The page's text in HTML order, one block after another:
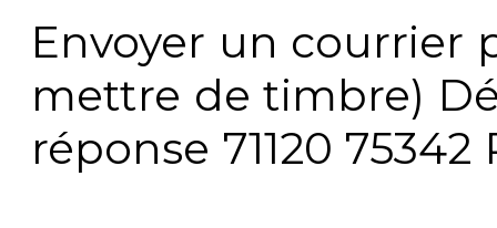
Envoyer un courrier
mettre de timbre)
réponse 71120 75342